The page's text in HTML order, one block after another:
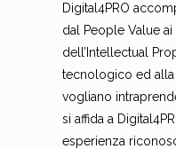
Digital4PRO
dal People Value
dell’Intellectual
tecnologico ed alla
vogliano
si affida a
esperienza